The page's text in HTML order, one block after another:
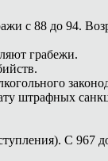
с 88 до 94.
грабежи.
штрафных
С 967